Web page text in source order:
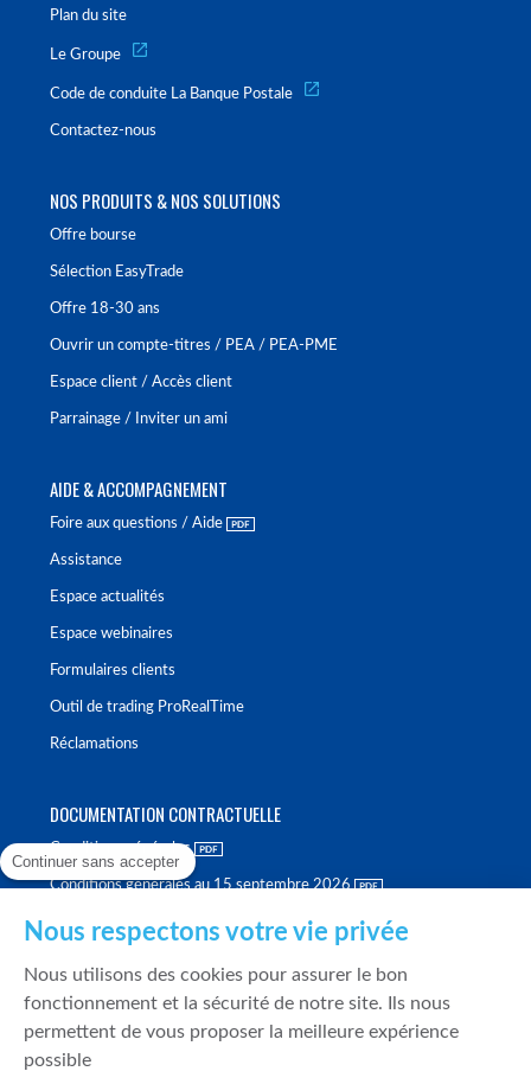
Plan du site
Le Groupe
Code de conduite La Banque Postale
Contactez-nous
NOS PRODUITS & NOS SOLUTIONS
Offre bourse
Sélection EasyTrade
Offre 18-30 ans
Ouvrir un compte-titres / PEA / PEA-PME
Espace client / Accès client
Parrainage / Inviter un ami
AIDE & ACCOMPAGNEMENT
Foire aux questions / Aide
Assistance
Espace actualités
Espace webinaires
Formulaires clients
Outil de trading ProRealTime
Réclamations
DOCUMENTATION CONTRACTUELLE
Conditions générales
Conditions générales au 15 septembre 2026
Politique de meilleure sélection
Politique de durabilité
Fonds de garantie des dépôts et de résolution
Continuer sans accepter
Nous respectons votre vie privée
Nous utilisons des cookies pour assurer le bon
fonctionnement et la sécurité de notre site. Ils nous
permettent de vous proposer la meilleure expérience
possible